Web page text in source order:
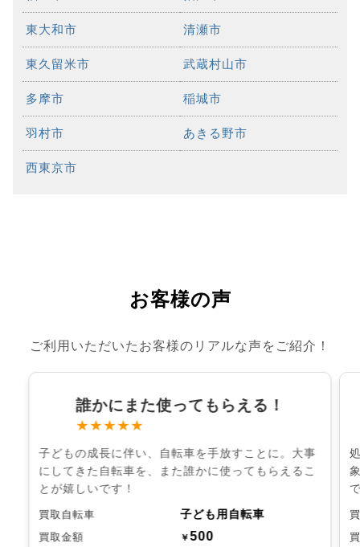
東大和市 清瀬市
東久留米市 武蔵村山市
多摩市 稲城市
羽村市 あきる野市
西東京市
お客様の声
ご利用いただいたお客様のリアルな声をご紹介！
誰かにまた使ってもらえる！
★★★★★
子どもの成長に伴い、自転車を手放すことに。大事
にしてきた自転車を、また誰かに使ってもらえるこ
とが嬉しいです！
買取自転車 子ども用自転車
買取金額 ￥500